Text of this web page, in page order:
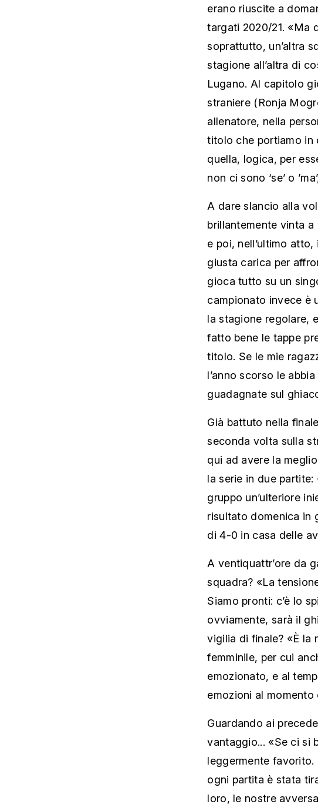
erano riuscite a
targati 2020/21. «Ma
soprattutto, un’altra
stagione all’altra di
Lugano. Al capitolo
straniere (Ronja
allenatore, nella
titolo che portiamo in
quella, logica, per
non ci sono ‘se’ o
A dare slancio alla
brillantemente vinta
e poi, nell’ultimo
giusta carica per
gioca tutto su un
campionato invece è
la stagione regolare,
fatto bene le tappe
titolo. Se le mie
l’anno scorso le
guadagnate sul
Già battuto nella
seconda volta sulla
qui ad avere la
la serie in due
gruppo un’ulteriore
risultato domenica in
di 4-0 in casa delle
A ventiquattr’ore da
squadra? «La
Siamo pronti: c’è lo
ovviamente, sarà il
vigilia di finale? «È la
femminile, per cui
emozionato, e al
emozioni al momento
Guardando ai
vantaggio... «Se ci si
leggermente
ogni partita è stata
loro, le nostre